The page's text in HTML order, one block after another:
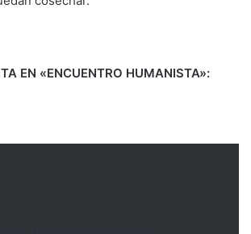
EN «ENCUENTRO HUMANISTA»: